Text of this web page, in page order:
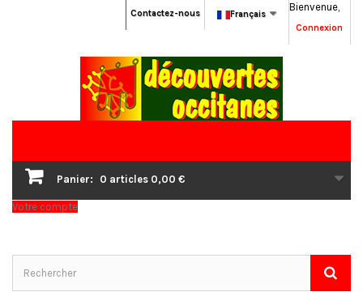
Bienvenue,
Connexion
Français
Contactez-nous
Panier: 0 articles 0,00 €
Votre compte